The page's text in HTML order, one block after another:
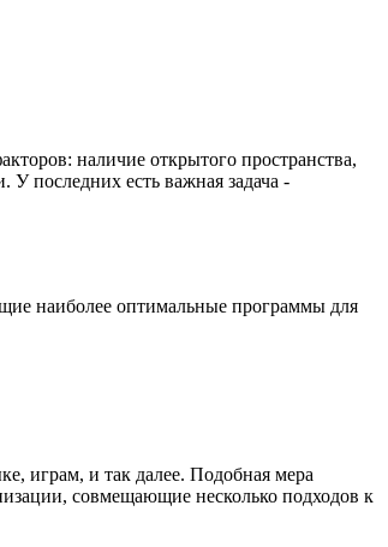
наличие открытого пространства,
последних есть важная задача -
наиболее оптимальные программы для
играм, и так далее. Подобная мера
совмещающие несколько подходов к